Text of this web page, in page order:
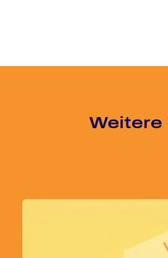
Wei­te­re